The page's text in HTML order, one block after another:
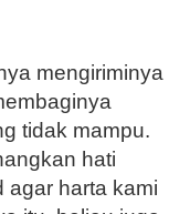
mengiriminya
tidak mampu.
hati
agar harta kami